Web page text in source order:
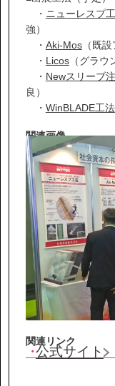
IR情報
サステナ
ニュース
お問い合わ
採用情報
営業
・ ニューレスプ
強）
・ Aki-Mos（既設
・ Licos（グラウ
・ Newスリーブ
良）
・ WinBLADE工法
関連画像
関連リンク
公式サイト